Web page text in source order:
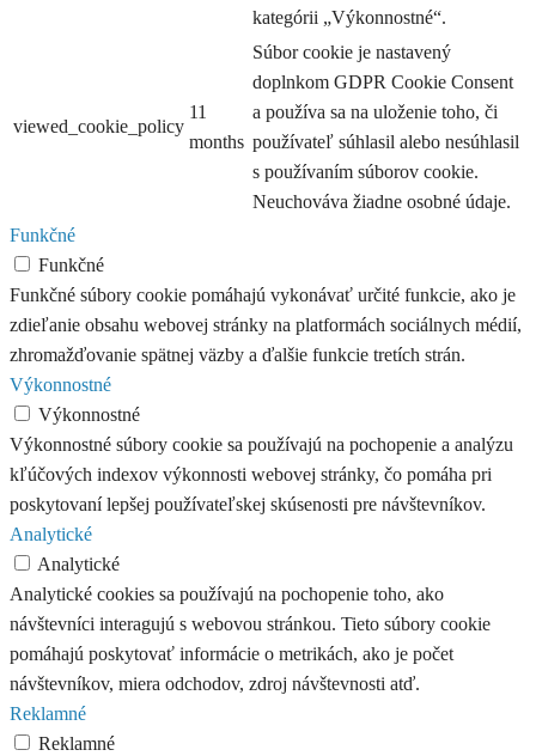
kategórii „Výkonnostné“.
viewed_cookie_policy
11
months
Súbor cookie je nastavený
doplnkom GDPR Cookie Consent
a používa sa na uloženie toho, či
používateľ súhlasil alebo nesúhlasil
s používaním súborov cookie.
Neuchováva žiadne osobné údaje.
Funkčné
Funkčné
Funkčné súbory cookie pomáhajú vykonávať určité funkcie, ako je
zdieľanie obsahu webovej stránky na platformách sociálnych médií,
zhromažďovanie spätnej väzby a ďalšie funkcie tretích strán.
Výkonnostné
Výkonnostné
Výkonnostné súbory cookie sa používajú na pochopenie a analýzu
kľúčových indexov výkonnosti webovej stránky, čo pomáha pri
poskytovaní lepšej používateľskej skúsenosti pre návštevníkov.
Analytické
Analytické
Analytické cookies sa používajú na pochopenie toho, ako
návštevníci interagujú s webovou stránkou. Tieto súbory cookie
pomáhajú poskytovať informácie o metrikách, ako je počet
návštevníkov, miera odchodov, zdroj návštevnosti atď.
Reklamné
Reklamné